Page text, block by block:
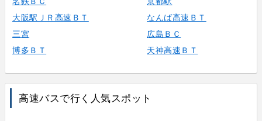
大阪駅ＪＲ高速ＢＴ
なんば高速ＢＴ
三宮
広島ＢＣ
博多ＢＴ
天神高速ＢＴ
高速バスで行く人気スポット